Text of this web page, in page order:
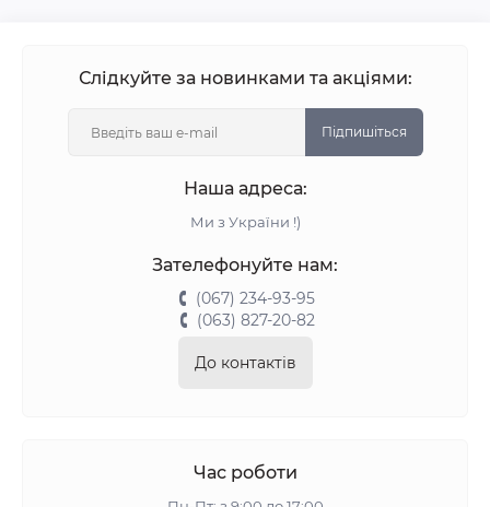
Слідкуйте за новинками та акціями:
Підпишіться
Наша адреса:
Ми з України !)
Зателефонуйте нам:
(067) 234-93-95
(063) 827-20-82
До контактів
Час роботи